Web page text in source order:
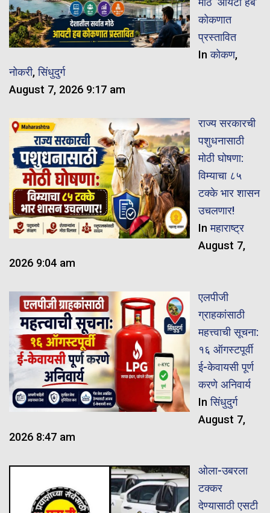
कोकणात
प्रस्तावित
Inकोकण,
नोकरी,सिंधुदुर्ग
August 7, 2026 9:17 am
राज्य सरकारची
पशुधनासाठी
मोठी घोषणा:
विम्याचा ८५
टक्के भार शासन
उचलणार!
Inमहाराष्ट्र
August 7,
2026 9:04 am
एलपीजी
ग्राहकांसाठी
महत्त्वाची सूचना:
१६ ऑगस्टपूर्वी
ई-केवायसी पूर्ण
करणे अनिवार्य
Inसिंधुदुर्ग
August 7,
2026 8:47 am
ओला-उबरला
टक्कर
देण्यासाठी एसटी